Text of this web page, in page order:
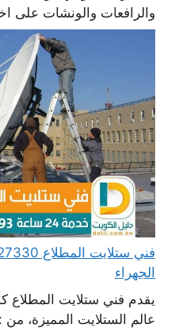
والرافعات والونشات على
الجهراء
يقدم فني ستلايت
عالم الستلايت المميزة،